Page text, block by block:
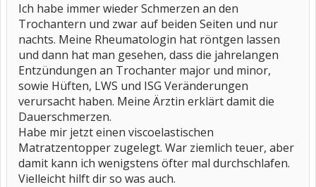
Ich habe immer wieder Schmerzen an den
Trochantern und zwar auf beiden Seiten und nur
nachts. Meine Rheumatologin hat röntgen lassen
und dann hat man gesehen, dass die jahrelangen
Entzündungen an Trochanter major und minor,
sowie Hüften, LWS und ISG Veränderungen
verursacht haben. Meine Ärztin erklärt damit die
Dauerschmerzen.
Habe mir jetzt einen viscoelastischen
Matratzentopper zugelegt. War ziemlich teuer, aber
damit kann ich wenigstens öfter mal durchschlafen.
Vielleicht hilft dir so was auch.